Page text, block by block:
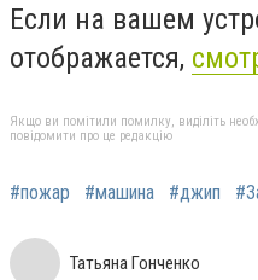
Если на вашем
отображается,
Якщо ви помітили помилку, виділіть
повідомити про це редакцію
#пожар #машина #джип
Татьяна Гонченко